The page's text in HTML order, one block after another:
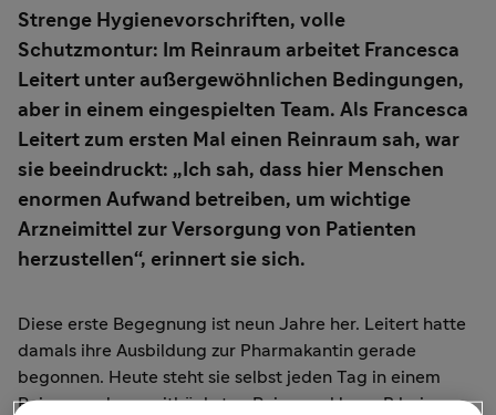
Strenge Hygienevorschriften, volle
Schutzmontur: Im Reinraum arbeitet Francesca
Leitert unter außergewöhnlichen Bedingungen,
aber in einem eingespielten Team. Als Francesca
Leitert zum ersten Mal einen Reinraum sah, war
sie beeindruckt: „Ich sah, dass hier Menschen
enormen Aufwand betreiben, um wichtige
Arzneimittel zur Versorgung von Patienten
herzustellen“, erinnert sie sich.
Diese erste Begegnung ist neun Jahre her. Leitert hatte
damals ihre Ausbildung zur Pharmakantin gerade
begonnen. Heute steht sie selbst jeden Tag in einem
Reinraum der zweithöchsten Reinraumklasse B bei